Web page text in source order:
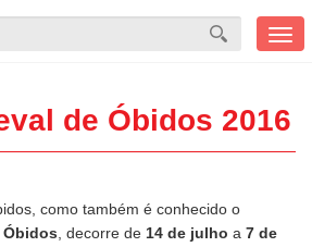
de Óbidos 2016
como também é conhecido o
Óbidos , decorre de 14 de julho a 7 de